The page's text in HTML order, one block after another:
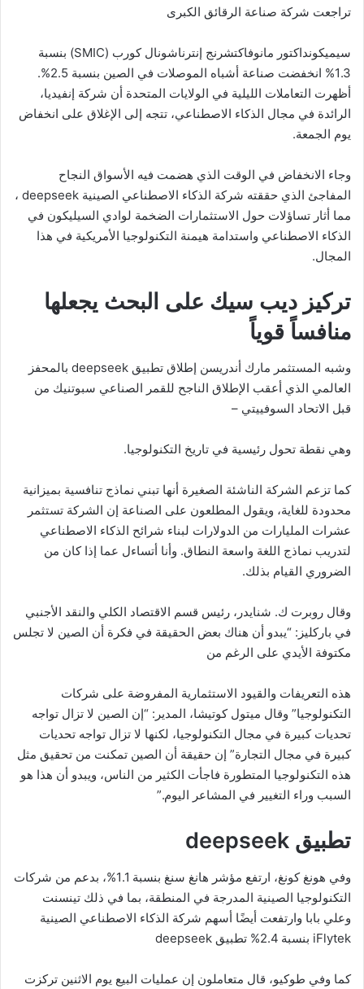
تراجعت شركة صناعة الرقائق الكبرى
سيميكونداكتور مانوفاكتشرنج إنترناشونال كورب (SMIC) بنسبة
1.3% انخفضت صناعة أشباه الموصلات في الصين بنسبة 2.5%.
أظهرت التعاملات الليلية في الولايات المتحدة أن شركة إنفيديا،
الرائدة في مجال الذكاء الاصطناعي، تتجه إلى الإغلاق على انخفاض
يوم الجمعة.
وجاء الانخفاض في الوقت الذي هضمت فيه الأسواق النجاح
المفاجئ الذي حققته شركة الذكاء الاصطناعي الصينية deepseek ،
مما أثار تساؤلات حول الاستثمارات الضخمة لوادي السيليكون في
الذكاء الاصطناعي واستدامة هيمنة التكنولوجيا الأمريكية في هذا
المجال.
تركيز ديب سيك على البحث يجعلها
منافساً قوياً
وشبه المستثمر مارك أندريسن إطلاق تطبيق deepseek بالمحفز
العالمي الذي أعقب الإطلاق الناجح للقمر الصناعي سبوتنيك من
قبل الاتحاد السوفييتي –
وهي نقطة تحول رئيسية في تاريخ التكنولوجيا.
كما تزعم الشركة الناشئة الصغيرة أنها تبني نماذج تنافسية بميزانية
محدودة للغاية، ويقول المطلعون على الصناعة إن الشركة تستثمر
عشرات المليارات من الدولارات لبناء شرائح الذكاء الاصطناعي
لتدريب نماذج اللغة واسعة النطاق. وأنا أتساءل عما إذا كان من
الضروري القيام بذلك.
وقال روبرت ك. شنايدر، رئيس قسم الاقتصاد الكلي والنقد الأجنبي
في باركليز: “يبدو أن هناك بعض الحقيقة في فكرة أن الصين لا تجلس
مكتوفة الأيدي على الرغم من
هذه التعريفات والقيود الاستثمارية المفروضة على شركات
التكنولوجيا” وقال ميتول كوتيشا، المدير: “إن الصين لا تزال تواجه
تحديات كبيرة في مجال التكنولوجيا، لكنها لا تزال تواجه تحديات
كبيرة في مجال التجارة” إن حقيقة أن الصين تمكنت من تحقيق مثل
هذه التكنولوجيا المتطورة فاجأت الكثير من الناس، ويبدو أن هذا هو
السبب وراء التغيير في المشاعر اليوم.”
تطبيق deepseek
وفي هونغ كونغ، ارتفع مؤشر هانغ سنغ بنسبة 1.1%، بدعم من شركات
التكنولوجيا الصينية المدرجة في المنطقة، بما في ذلك تينسنت
وعلي بابا وارتفعت أيضًا أسهم شركة الذكاء الاصطناعي الصينية
iFlytek بنسبة 2.4% تطبيق deepseek
كما وفي طوكيو، قال متعاملون إن عمليات البيع يوم الاثنين تركزت